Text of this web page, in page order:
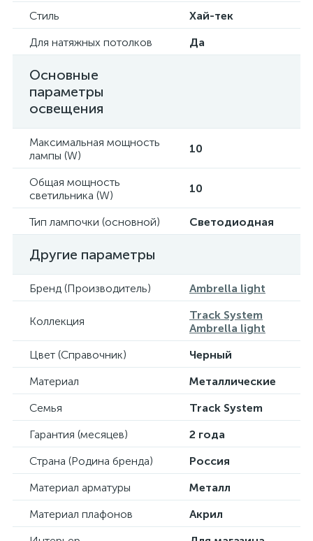
Стиль
Хай-тек
Для натяжных потолков
Да
Основные
параметры
освещения
Максимальная мощность
лампы (W)
10
Общая мощность
светильника (W)
10
Тип лампочки (основной) Светодиодная
Другие параметры
Бренд (Производитель) Ambrella light
Коллекция
Track System
Ambrella light
Цвет (Справочник)
Черный
Материал
Металлические
Семья
Track System
Гарантия (месяцев)
2 года
Страна (Родина бренда)
Россия
Материал арматуры
Металл
Материал плафонов
Акрил